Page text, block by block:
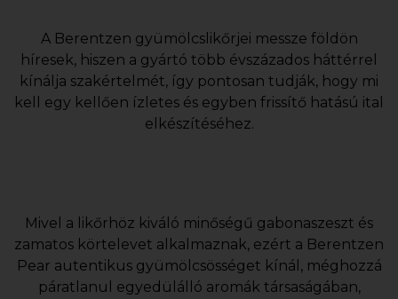
A Berentzen gyümölcslikőrjei messze földön
híresek, hiszen a gyártó több évszázados háttérrel
kínálja szakértelmét, így pontosan tudják, hogy mi
kell egy kellően ízletes és egyben frissítő hatású ital
elkészítéséhez.
Mivel a likőrhöz kiváló minőségű gabonaszeszt és
zamatos körtelevet alkalmaznak, ezért a Berentzen
Pear autentikus gyümölcsösséget kínál, méghozzá
páratlanul egyedülálló aromák társaságában,